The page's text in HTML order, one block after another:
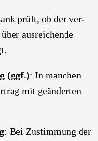
prüft, ob der ver­
aus­rei­chen­de
(ggf.): In man­chen
mit geän­der­ten
: Bei Zustim­mung der